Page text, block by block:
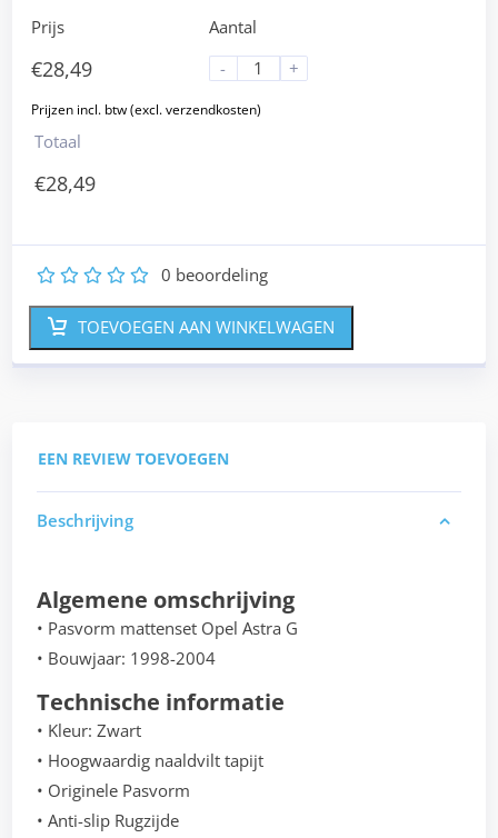
Prijs
€28,49
Aantal
-
+
Totaal
€28,49
5
4
3
2 0 beoordeling
TOEVOEGEN AAN WINKELWAGEN
EEN REVIEW TOEVOEGEN
Beschrijving
Algemene omschrijving
• Pasvorm mattenset Opel Astra G
• Bouwjaar: 1998-2004
Technische informatie
• Kleur: Zwart
• Hoogwaardig naaldvilt tapijt
• Originele Pasvorm
• Anti-slip Rugzijde